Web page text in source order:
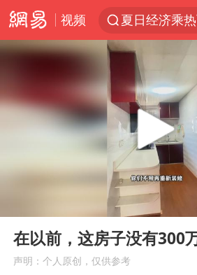
视频
百花奖短剧荣
陈丽君提名百
《披荆斩棘
肖国栋晋级
Play
在以前，这房子没有300
声明：个人原创，仅供参考